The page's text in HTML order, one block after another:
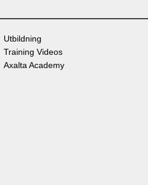
Utbildning
Training Videos
Axalta Academy